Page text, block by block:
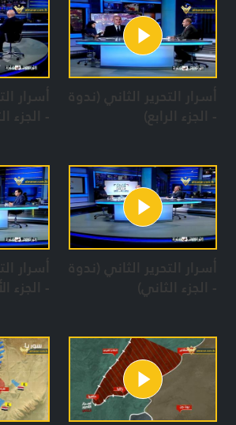
أسرار التحرير الثاني (ندوة
- الجزء الرابع)
أسرار
- الجزء
أسرار التحرير الثاني (ندوة
- الجزء الثاني)
أسرار
- الجزء